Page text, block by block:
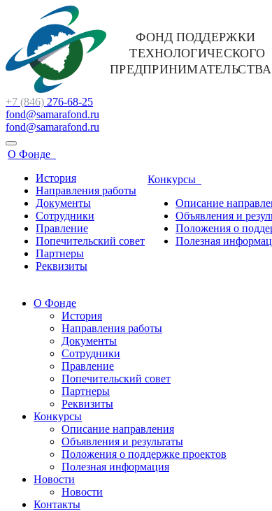
+7 (846) 276-68-25
fond@samarafond.ru
fond@samarafond.ru
О Фонде
История
Направления работы
Документы
Сотрудники
Правление
Попечительский совет
Партнеры
Реквизиты
Конкурсы
Описание
Объявления и
Положения о
Полезная
О Фонде
История
Направления работы
Документы
Сотрудники
Правление
Попечительский совет
Партнеры
Реквизиты
Конкурсы
Описание направления
Объявления и результаты
Положения о поддержке проектов
Полезная информация
Новости
Новости
Контакты